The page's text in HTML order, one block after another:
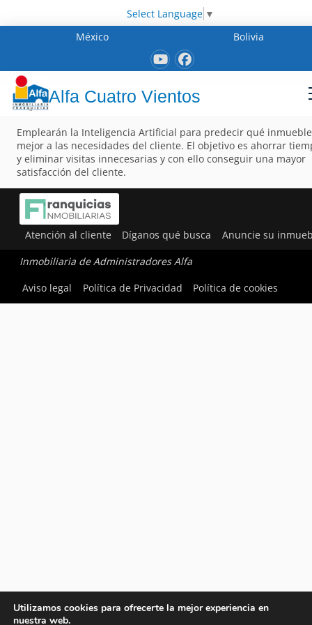
Select Language ▼
México
Bolivia
Alfa Cuatro Vientos
Emplearán la Inteligencia Artificial para predecir qué
mejor a las necesidades del cliente. El objetivo es ahorrar
y eliminar visitas innecesarias y con ello conseguir una mayor
satisfacción del cliente.
Atención al cliente Díganos qué busca Anuncie su
Inmobiliaria de Administradores Alfa
Aviso legal
Política de Privacidad Política de cookies
Utilizamos cookies para ofrecerte la mejor experiencia en
nuestra web.